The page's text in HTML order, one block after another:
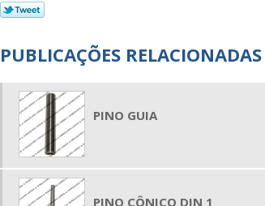
PUBLICAÇÕES RELACIONADAS
PINO GUIA
PINO CÔNICO DIN 1